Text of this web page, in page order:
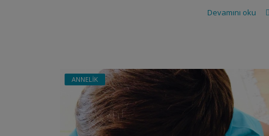
Devamını oku
ANNELİK